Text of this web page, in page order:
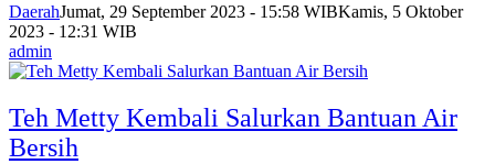
DaerahJumat, 29 September 2023 - 15:58 WIBKamis, 5 Oktober
2023 - 12:31 WIB
admin
Teh Metty Kembali Salurkan Bantuan Air
Bersih